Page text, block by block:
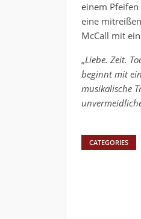
einem
eine
McCall mit
„Liebe. Zeit.
beginnt mit
musikalische
CATEGORIES